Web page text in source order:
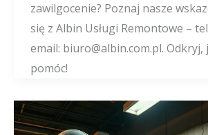
zawilgocenie? Poznaj nasze
się z Albin Usługi Remontowe –
email: biuro@albin.com.pl. Odkryj,
pomóc!